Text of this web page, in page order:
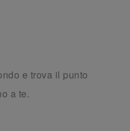
e trova il punto
a te.